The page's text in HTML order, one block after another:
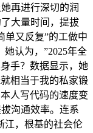
再进行深切的润
大量时间，提拔
单又反复”的工做中
认为，”2025年全
手？数据显示，她
相当于我的私家锻
人写代码的速度变
沟通效率。连系
江，根基的社会伦